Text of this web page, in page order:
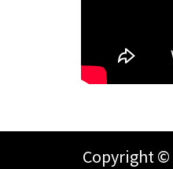
Copyright ©